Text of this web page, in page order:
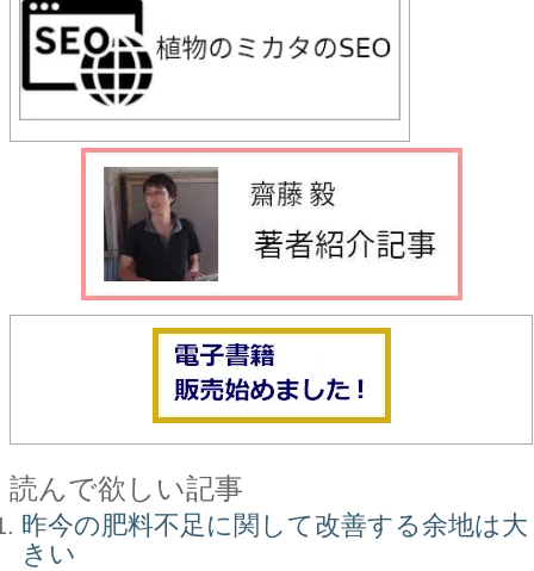
読んで欲しい記事
昨今の肥料不足に関して改善する余地は大
きい